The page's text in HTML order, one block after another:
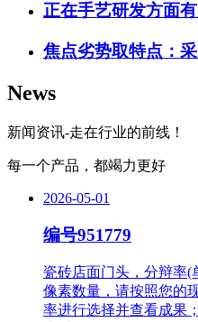
正在手艺研发方面
焦点劣势取特点：
News
新闻资讯-走在行业的前线！
每一个产品，都竭力更好
2026-05-01
编号951779
瓷砖店面门头，分辩率(
像素数量，请按照您的
率进行选择并查看成果